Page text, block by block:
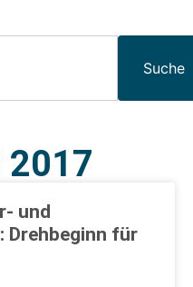
Suche
2017
und
Drehbeginn für